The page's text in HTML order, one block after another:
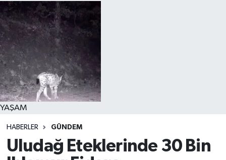
YAŞAM
HABERLER GÜNDEM
Uludağ Eteklerinde 30 Bin